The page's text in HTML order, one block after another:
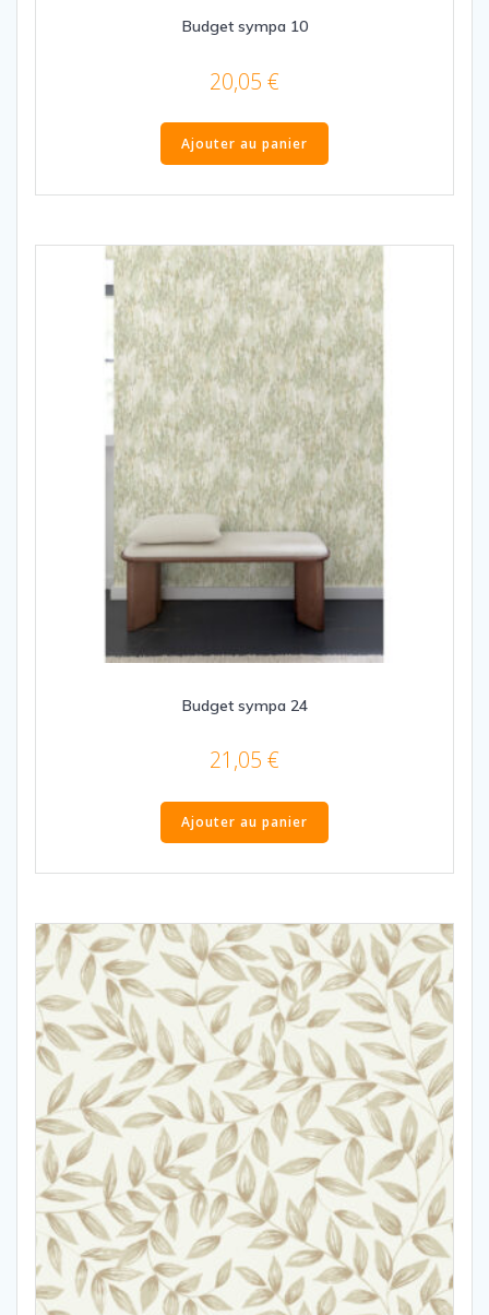
Budget sympa 10
20,05 €
Ajouter au panier
Budget sympa 24
21,05 €
Ajouter au panier